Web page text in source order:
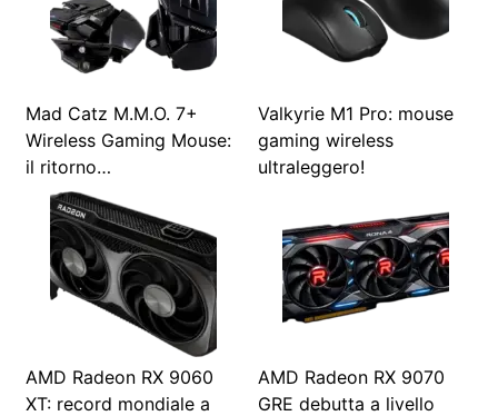
Mad Catz M.M.O. 7+
Wireless Gaming Mouse:
il ritorno…
Valkyrie M1 Pro: mouse
gaming wireless
ultraleggero!
AMD Radeon RX 9060
XT: record mondiale a
AMD Radeon RX 9070
GRE debutta a livello